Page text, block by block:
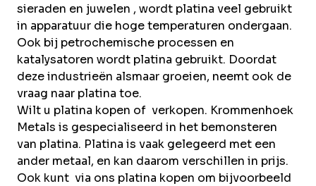
sieraden en juwelen , wordt platina veel gebruikt
in apparatuur die hoge temperaturen ondergaan.
Ook bij petrochemische processen en
katalysatoren wordt platina gebruikt. Doordat
deze industrieën alsmaar groeien, neemt ook de
vraag naar platina toe.
Wilt u platina kopen of verkopen. Krommenhoek
Metals is gespecialiseerd in het bemonsteren
van platina. Platina is vaak gelegeerd met een
ander metaal, en kan daarom verschillen in prijs.
Ook kunt via ons platina kopen om bijvoorbeeld